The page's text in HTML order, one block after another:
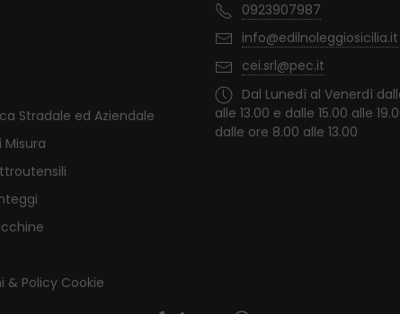
Stradale ed Aziendale
& Policy Cookie
0923907987
info@edilnoleggiosicilia.it
cei.srl@pec.it
Dal Lunedì al Venerdì
alle 13.00 e dalle 15.00 alle
dalle ore 8.00 alle 13.00